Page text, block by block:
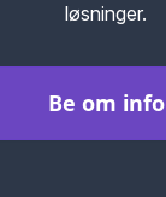
løsninger.
Be om info